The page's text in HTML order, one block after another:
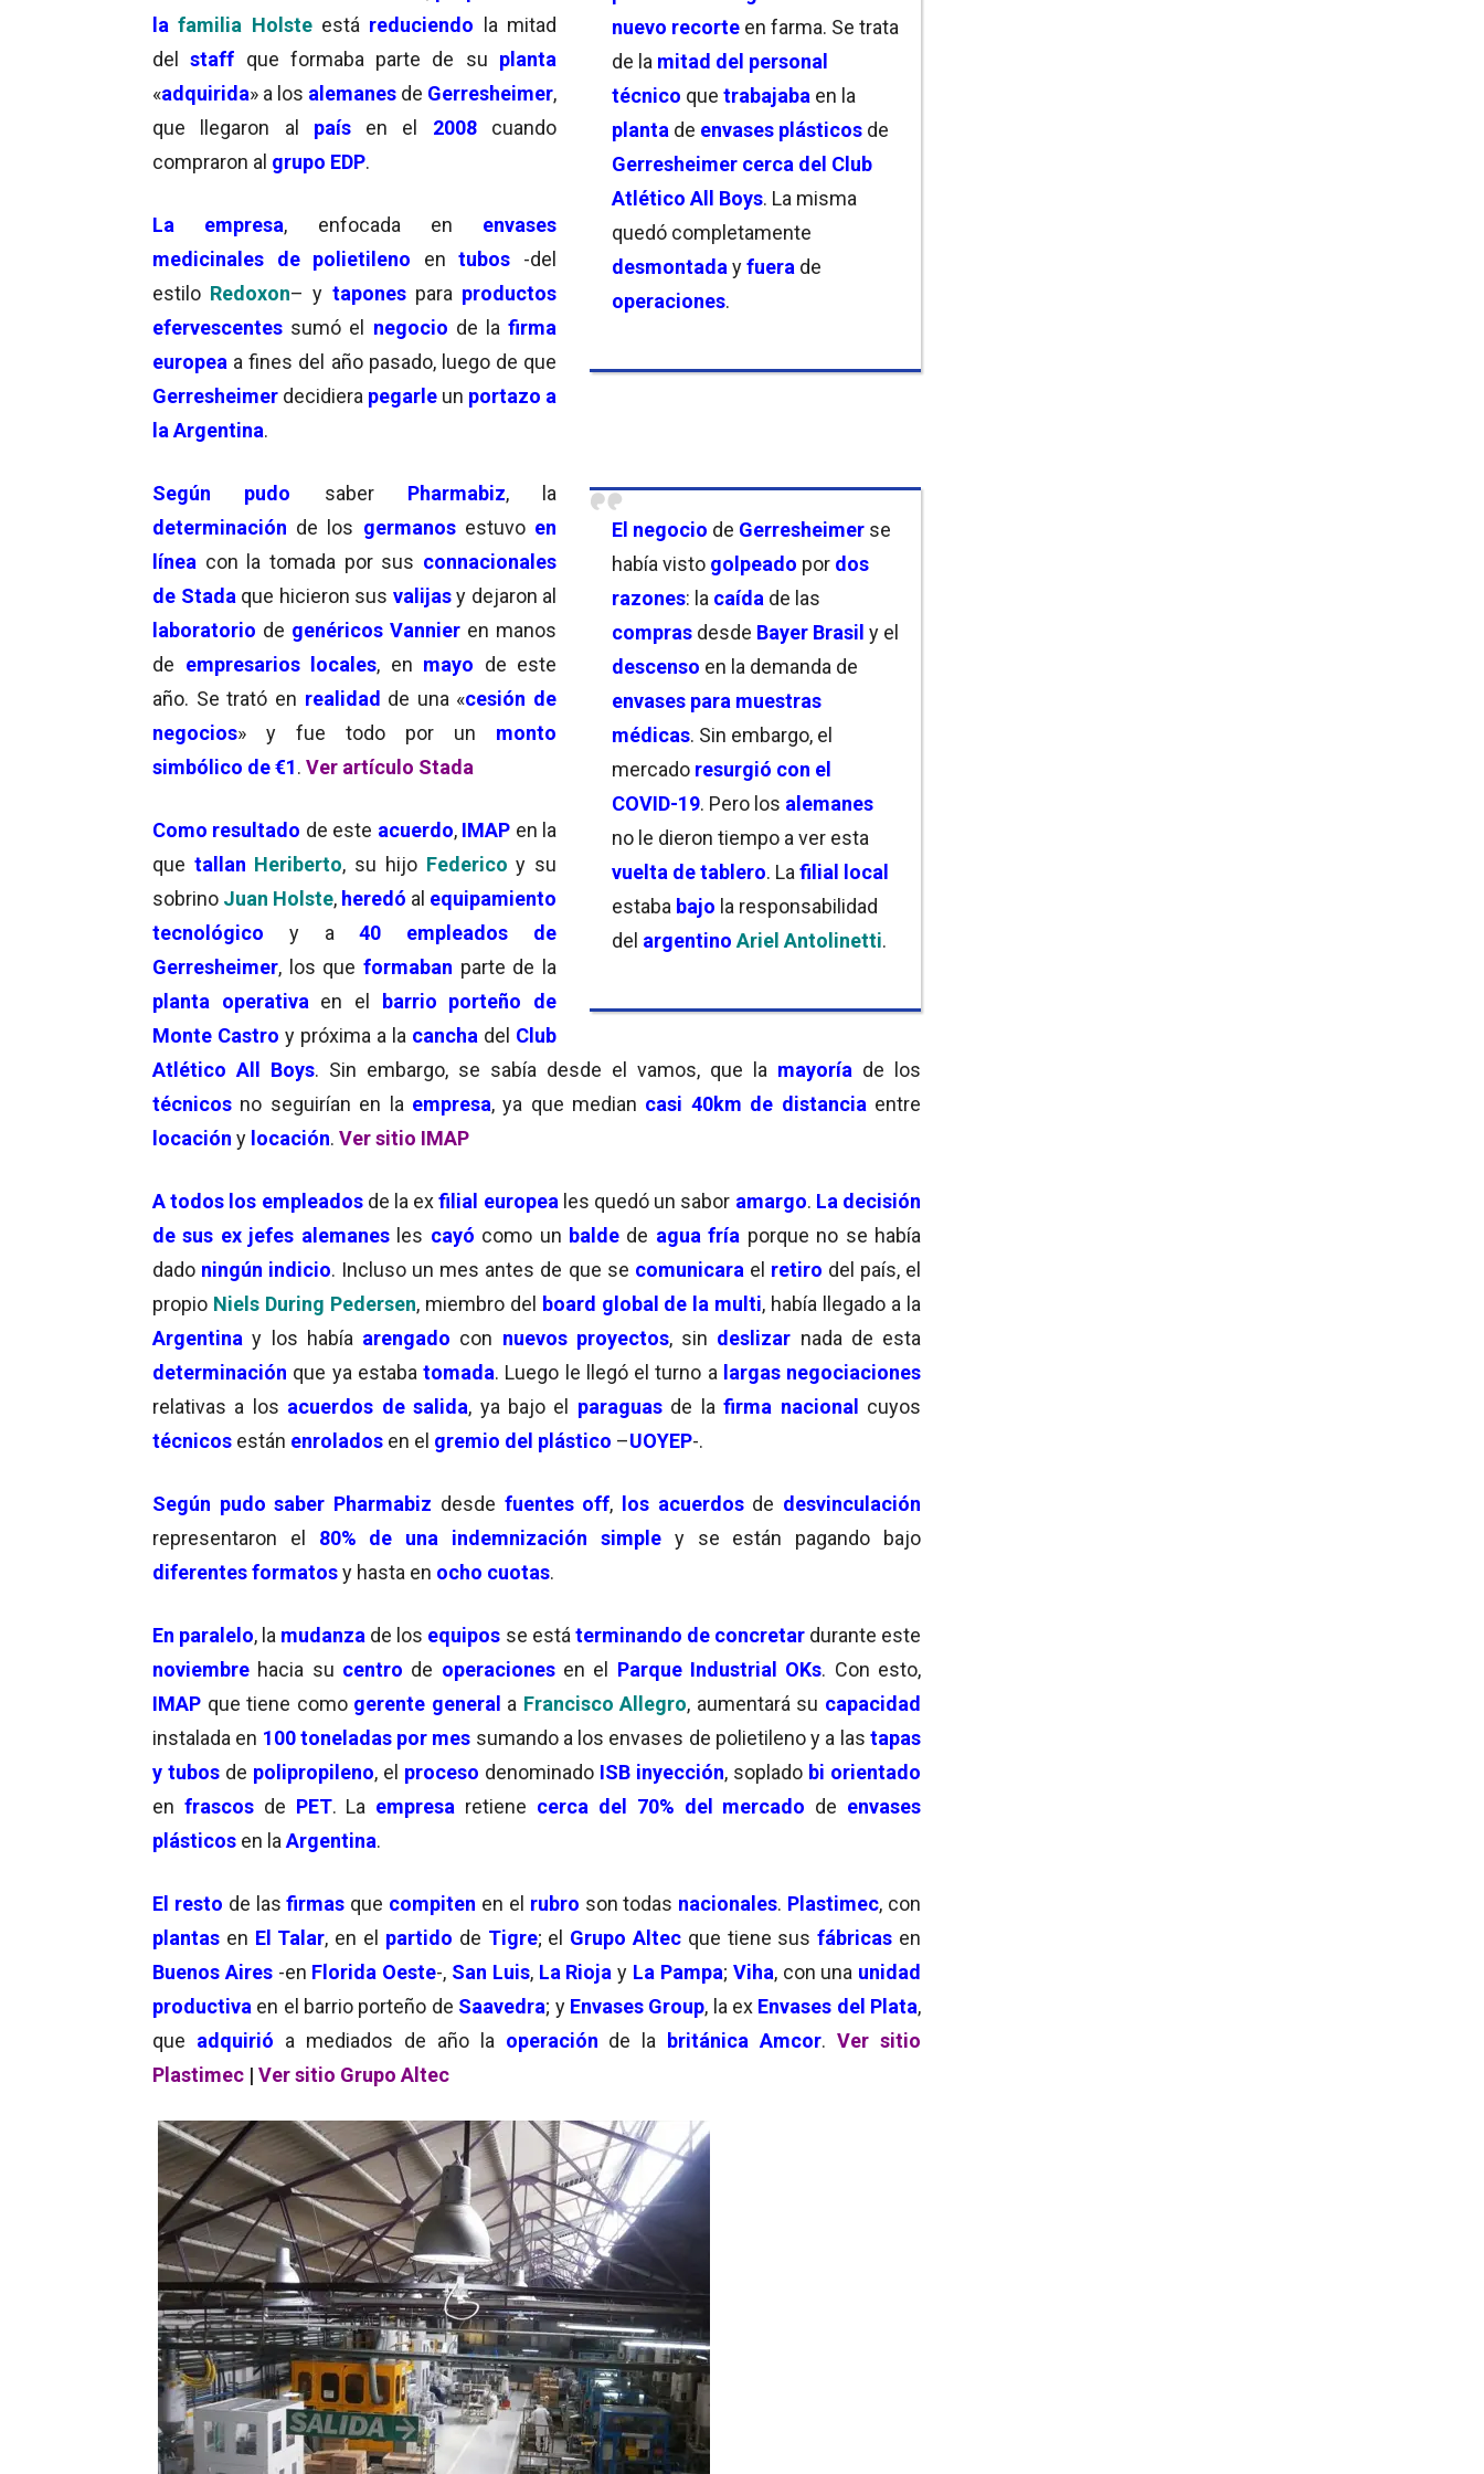
nuevo recorte en farma. Se trata
de la mitad del personal
técnico que trabajaba en la
planta de envases plásticos de
Gerresheimer cerca del Club
Atlético All Boys. La misma
quedó completamente
desmontada yfuera de
operaciones.
lafamilia Holsteestá reduciendo la mitad
delstaff que formaba parte de su planta
«adquirida» a los alemanes de Gerresheimer,
que llegaron al país en el 2008
cuando
compraron al grupo EDP.
La empresa, enfocada en envases
medicinales de polietileno entubos
-del
estilo Redoxon– y tapones para productos
efervescentes sumó el negocio de la firma
europea a fines del año pasado, luego de que
Gerresheimer decidiera pegarle un portazo a
la Argentina.
El negocio de Gerresheimer se
había visto golpeado por dos
razones: la caída de las
compras desde Bayer Brasil y el
descenso en la demanda de
envases para muestras
médicas. Sin embargo, el
mercado resurgió con el
COVID-19. Pero los alemanes
no le dieron tiempo a ver esta
vuelta de tablero. La filial local
estaba bajo la responsabilidad
del argentino Ariel Antolinetti.
Según pudo saber Pharmabiz, la
determinación de los germanos estuvo en
línea con la tomada por sus connacionales
de Stada que hicieron sus valijas y dejaron al
laboratorio de genéricos Vannier en manos
de empresarios locales, en mayo de este
año. Se trató en realidad de una «cesión de
negocios» y fue todo por un monto
simbólico de €1. Ver artículo Stada
Como resultado de este acuerdo, IMAP en la
que tallan Heriberto, su hijo Federico y su
sobrino Juan Holste, heredó al equipamiento
tecnológico y a40 empleados de
Gerresheimer, los que formaban parte de la
planta operativa en el barrio porteño de
Monte Castro y próxima a la cancha del Club
Atlético All Boys. Sin embargo, se sabía desde el vamos, que la mayoría de los
técnicos no seguirían en la empresa, ya que median casi 40km de distancia entre
locación y locación. Ver sitio IMAP
A todos los empleados de la exfilial europea les quedó un sabor amargo. La decisión
de sus ex jefes alemanes les cayó como un balde de agua fría porque no se había
dado ningún indicio. Incluso un mes antes de que se comunicara el retiro del país, el
propio Niels During Pedersen, miembro del board global de la multi, había llegado a la
Argentina y los había arengado con nuevos proyectos, sin deslizar nada de esta
determinación que ya estaba tomada. Luego le llegó el turno a largas negociaciones
relativas a los acuerdos de salida, ya bajo el paraguas de lafirma nacional cuyos
técnicos están enrolados en el gremio del plástico –UOYEP-.
Según pudo saber Pharmabiz desde fuentes off, los acuerdosde desvinculación
representaron el 80% de una indemnización simpley se están pagando bajo
diferentesformatosy hasta en ocho cuotas.
En paralelo, la mudanza de los equipos se está terminando de concretardurante este
noviembre hacia su centro de operacionesen el Parque Industrial OKs. Con esto,
IMAP que tiene como gerente general a Francisco Allegro, aumentará su capacidad
instalada en 100 toneladas por mes sumando a los envases de polietileno y a lastapas
y tubos de polipropileno, el proceso denominado ISB inyección, soplado bi orientado
en frascos de PET. La empresa retiene cerca del 70% del mercado de envases
plásticos en la Argentina.
El resto de lasfirmas que compiten en el rubro son todas nacionales. Plastimec, con
plantas en El Talar, en el partido de Tigre; el Grupo Altecque tiene susfábricas en
Buenos Aires-en Florida Oeste-, San Luis, La Rioja y La Pampa; Viha, con una unidad
productiva en el barrio porteño de Saavedra; y Envases Group, la ex Envases del Plata,
que adquirió a mediados de año la operación de la británica Amcor.Ver sitio
Plastimec | Ver sitio Grupo Altec